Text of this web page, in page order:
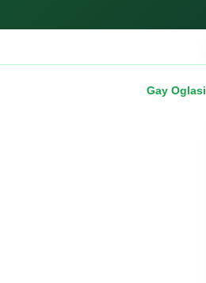
Gay Oglasi